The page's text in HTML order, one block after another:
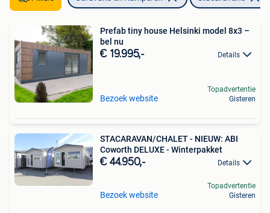
Prefab tiny house Helsinki model 8x3 –
bel nu
€ 19.995,- Details
Bezoek website
Topadvertentie
Gisteren
STACARAVAN/CHALET - NIEUW: ABI
Coworth DELUXE - Winterpakket
€ 44.950,- Details
Bezoek website
Topadvertentie
Gisteren